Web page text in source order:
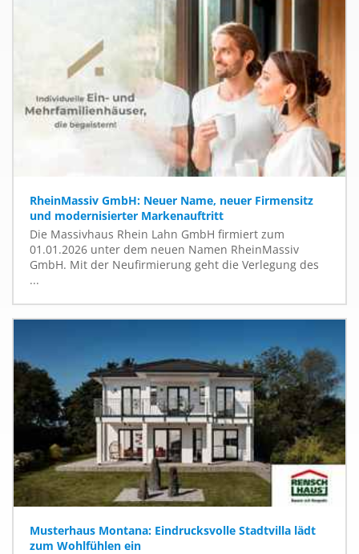
RheinMassiv GmbH: Neuer Name, neuer Firmensitz
und modernisierter Markenauftritt
Die Massivhaus Rhein Lahn GmbH firmiert zum
01.01.2026 unter dem neuen Namen RheinMassiv
GmbH. Mit der Neufirmierung geht die Verlegung des
...
Musterhaus Montana: Eindrucksvolle Stadtvilla lädt
zum Wohlfühlen ein